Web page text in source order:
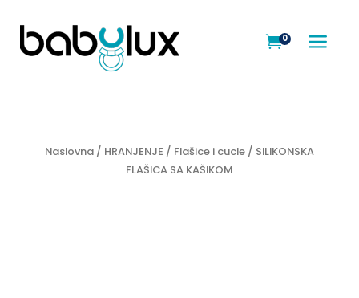
a
0
Naslovna/ HRANJENJE / Flašice i cucle/ SILIKONSKA
FLAŠICA SA KAŠIKOM